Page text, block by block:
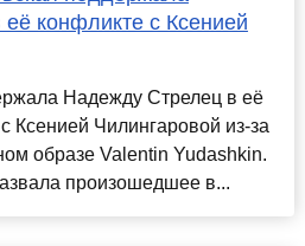
конфликте с Ксенией
Надежду Стрелец в её
Ксенией Чилингаровой из-за
образе Valentin Yudashkin.
произошедшее в...